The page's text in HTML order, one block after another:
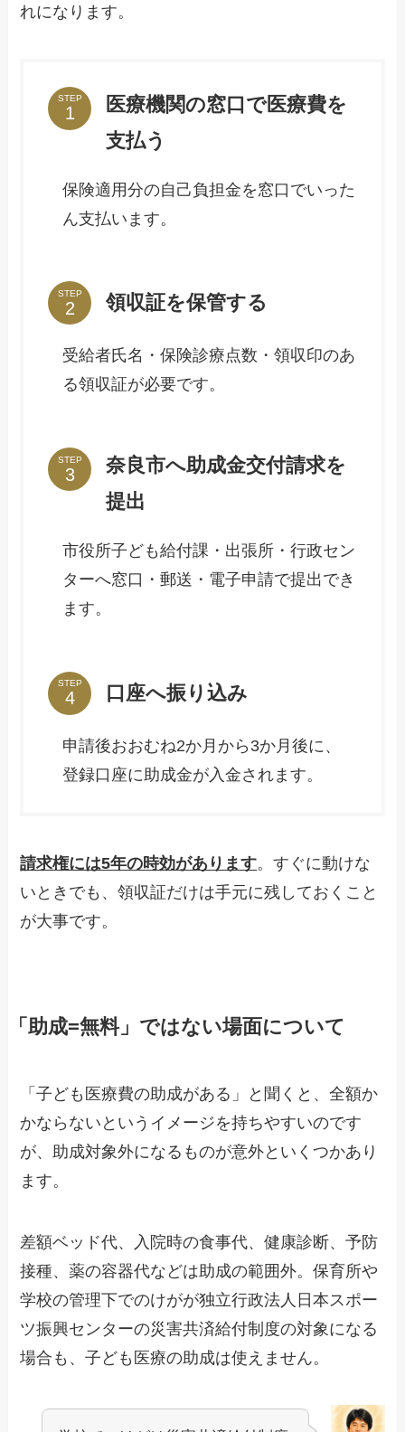
れになります。
STEP
医療機関の窓口で医療費を
支払う
保険適用分の自己負担金を窓口でいった
ん支払います。
STEP 領収証を保管する
受給者氏名・保険診療点数・領収印のあ
る領収証が必要です。
STEP
奈良市へ助成金交付請求を
提出
市役所子ども給付課・出張所・行政セン
ターへ窓口・郵送・電子申請で提出でき
ます。
STEP 口座へ振り込み
申請後おおむね2か月から3か月後に、
登録口座に助成金が入金されます。
請求権には5年の時効があります。すぐに動けな
いときでも、領収証だけは手元に残しておくこと
が大事です。
「助成=無料」ではない場面について
「子ども医療費の助成がある」と聞くと、全額か
かならないというイメージを持ちやすいのです
が、助成対象外になるものが意外といくつかあり
ます。
差額ベッド代、入院時の食事代、健康診断、予防
接種、薬の容器代などは助成の範囲外。保育所や
学校の管理下でのけがが独立行政法人日本スポー
ツ振興センターの災害共済給付制度の対象になる
場合も、子ども医療の助成は使えません。